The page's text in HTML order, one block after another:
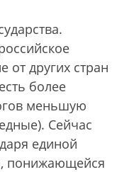
от других стран
более
меньшую
Сейчас
единой
понижающейся